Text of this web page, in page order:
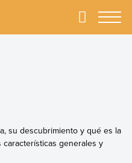
Primary
su descubrimiento y qué es la
características generales y